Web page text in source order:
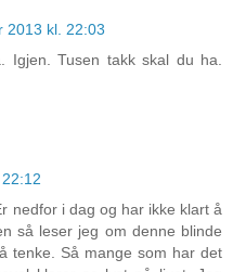
2013 kl. 22:03
Igjen. Tusen takk skal du ha.
nedfor i dag og har ikke klart å
så leser jeg om denne blinde
tenke. Så mange som har det